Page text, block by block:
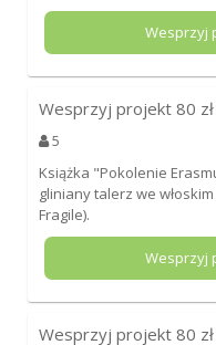
Wesprzyj
Wesprzyj projekt 80
5
Książka "Pokolenie
gliniany talerz we
Fragile).
Wesprzyj
Wesprzyj projekt 80